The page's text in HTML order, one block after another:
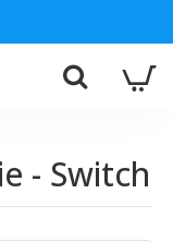
- Switch